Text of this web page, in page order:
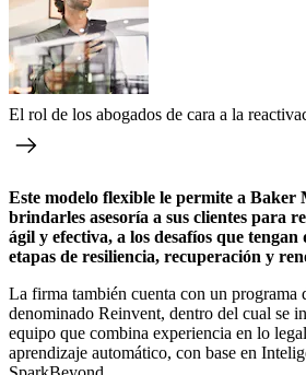
El rol de los abogados de cara a la
Este modelo flexible le permite a Baker
brindarles asesoría a sus clientes para
ágil y efectiva, a los desafíos que
etapas de resiliencia, recuperación y
La firma también cuenta con un programa
denominado Reinvent, dentro del cual se
equipo que combina experiencia en lo
aprendizaje automático, con base en